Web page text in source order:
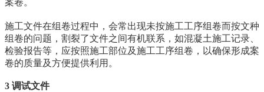
案卷。
施工文件在组卷过程中，会常出现未按施工工序组卷而按文种
组卷的问题，割裂了文件之间有机联系，如混凝土施工记录、
检验报告等，应按照施工部位及施工工序组卷，以确保形成案
卷的质量及方便提供利用。
3 调试文件